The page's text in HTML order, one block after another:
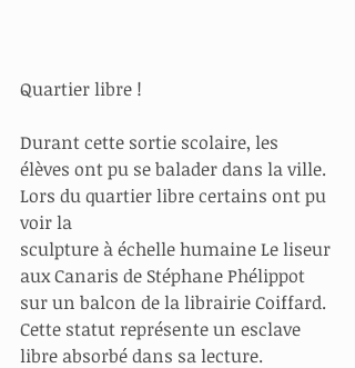
Quartier libre !
Durant cette sortie scolaire, les
élèves ont pu se balader dans la ville.
Lors du quartier libre certains ont pu
voir la
sculpture à échelle humaine Le liseur
aux Canaris de Stéphane Phélippot
sur un balcon de la librairie Coiffard.
Cette statut représente un esclave
libre absorbé dans sa lecture.